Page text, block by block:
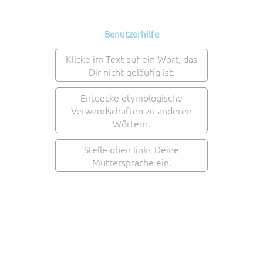
Benutzerhilfe
Klicke im Text auf ein Wort, das
Dir nicht geläufig ist.
Entdecke etymologische
Verwandschaften zu anderen
Wörtern.
Stelle oben links Deine
Muttersprache ein.